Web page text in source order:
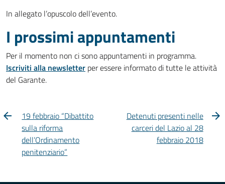
In allegato l’opuscolo dell’evento.
I prossimi appuntamenti
Per il momento non ci sono appuntamenti in programma.
Iscriviti alla newsletter per essere informato di tutte le attività
del Garante.
19 febbraio “Dibattito
sulla riforma
dell’Ordinamento
penitenziario”
Detenuti presenti nelle
carceri del Lazio al 28
febbraio 2018